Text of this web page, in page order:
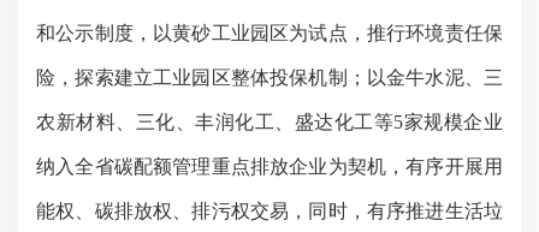
和公示制度，以黄砂工业园区为试点，推行环境责任保
险，探索建立工业园区整体投保机制；以金牛水泥、三
农新材料、三化、丰润化工、盛达化工等5家规模企业
纳入全省碳配额管理重点排放企业为契机，有序开展用
能权、碳排放权、排污权交易，同时， 有序推进生活垃